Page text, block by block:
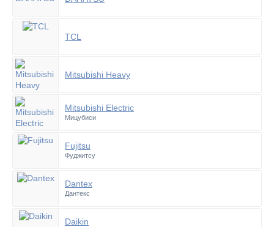
TCL
Mitsubishi Heavy
Mitsubishi Electric
Мицубиси
Fujitsu
Фуджитсу
Dantex
Дантекс
Daikin